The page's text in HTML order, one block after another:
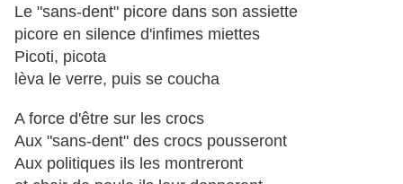
Le "sans-dent" picore dans son assiette
picore en silence d'infimes miettes
Picoti, picota
lèva le verre, puis se coucha
A force d'être sur les crocs
Aux "sans-dent" des crocs pousseront
Aux politiques ils les montreront